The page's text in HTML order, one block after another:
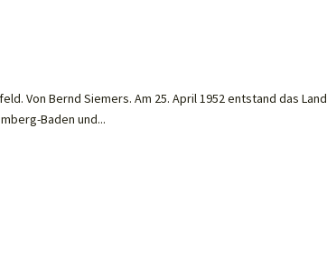
Von Bernd Siemers. Am 25. April 1952 entstand das Land
Baden und...